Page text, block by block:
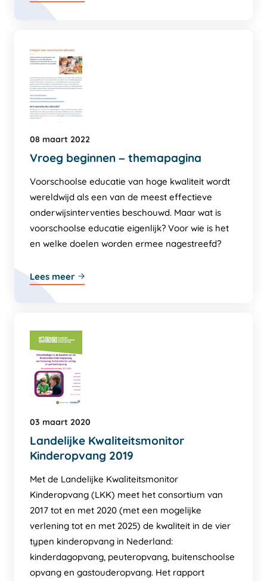
08 maart 2022
Vroeg beginnen – themapagina
Voorschoolse educatie van hoge kwaliteit wordt
wereldwijd als een van de meest effectieve
onderwijsinterventies beschouwd. Maar wat is
voorschoolse educatie eigenlijk? Voor wie is het
en welke doelen worden ermee nagestreefd?
Lees meer
03 maart 2020
Landelijke Kwaliteitsmonitor
Kinderopvang 2019
Met de Landelijke Kwaliteitsmonitor
Kinderopvang (LKK) meet het consortium van
2017 tot en met 2020 (met een mogelijke
verlening tot en met 2025) de kwaliteit in de vier
typen kinderopvang in Nederland:
kinderdagopvang, peuteropvang, buitenschoolse
opvang en gastouderopvang. Het rapport